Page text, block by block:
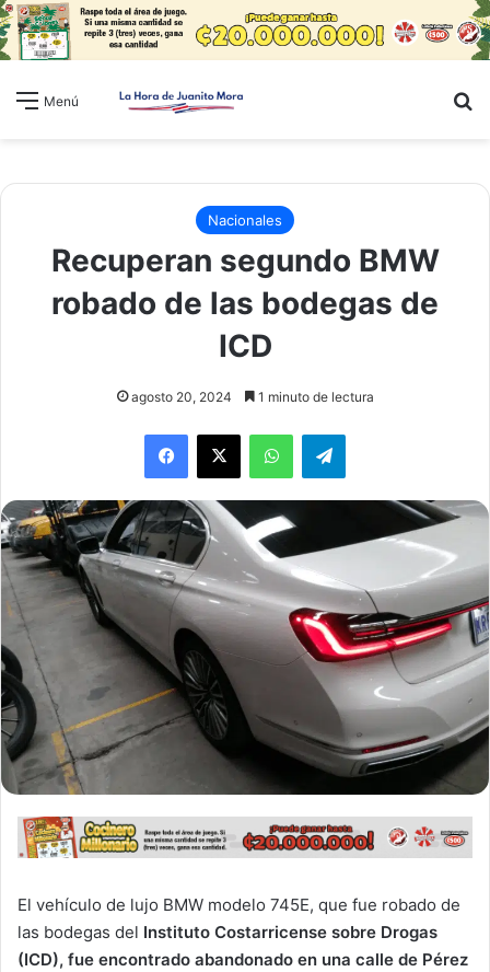
Menú
Nacionales
Recuperan segundo BMW
robado de las bodegas de
ICD
agosto 20, 2024 1 minuto de lectura
WhatsAppTelegram
El vehículo de lujo BMW modelo 745E, que fue robado de
las bodegas del Instituto Costarricense sobre Drogas
(ICD), fue encontrado abandonado en una calle de Pérez